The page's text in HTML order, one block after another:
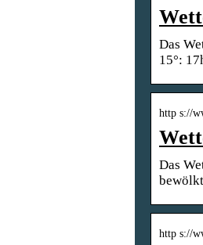
Das
15°:
http s://
Das
http s://